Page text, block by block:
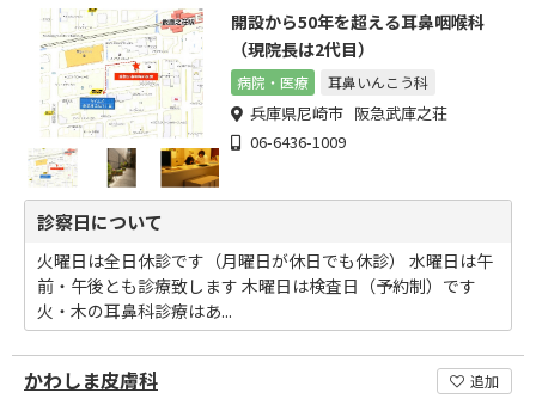
開設から50年を超える耳鼻咽喉科
（現院長は2代目）
病院・医療 耳鼻いんこう科
兵庫県尼崎市 阪急武庫之荘
06-6436-1009
診察日について
火曜日は全日休診です（月曜日が休日でも休診） 水曜日は午
前・午後とも診療致します 木曜日は検査日（予約制）です
火・木の耳鼻科診療はあ...
かわしま皮膚科 追加